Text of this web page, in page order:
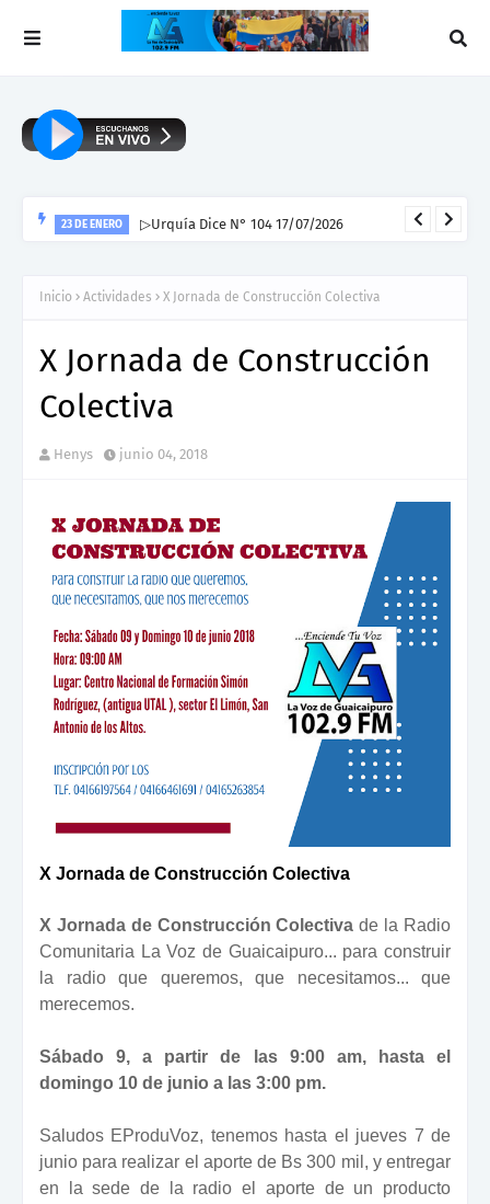
23 DE ENERO ▷Urquía Dice N° 104 17/07/2026
Inicio Actividades X Jornada de Construcción Colectiva
X Jornada de Construcción
Colectiva
Henys junio 04, 2018
X Jornada de Construcción Colectiva
X Jornada de Construcción Colectivade la Radio
Comunitaria La Voz de Guaicaipuro... para construir
la radio que queremos, que necesitamos... que
merecemos.
Sábado 9, a partir de las 9:00 am, hasta el
domingo 10 de junio a las 3:00 pm.
Saludos EProduVoz, tenemos hasta el jueves 7 de
junio para realizar el aporte de Bs 300 mil, y entregar
en la sede de la radio el aporte de un producto